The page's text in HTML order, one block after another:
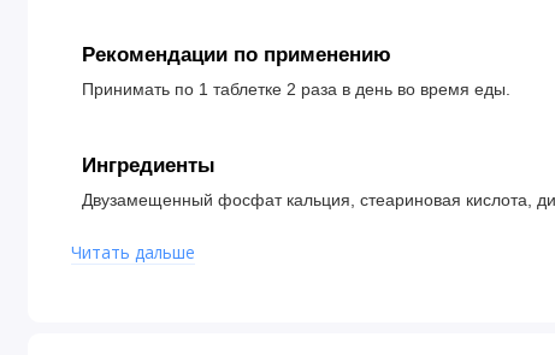
Рекомендации по применению
Принимать по 1 таблетке 2 раза в день во время еды.
Ингредиенты
Двузамещенный фосфат кальция, стеариновая кислота,
Читать дальше